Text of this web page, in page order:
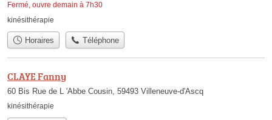
Fermé, ouvre demain à 7h30
kinésithérapie
Horaires Téléphone
CLAYE Fanny
60 Bis Rue de L 'Abbe Cousin, 59493 Villeneuve-d'Ascq
kinésithérapie